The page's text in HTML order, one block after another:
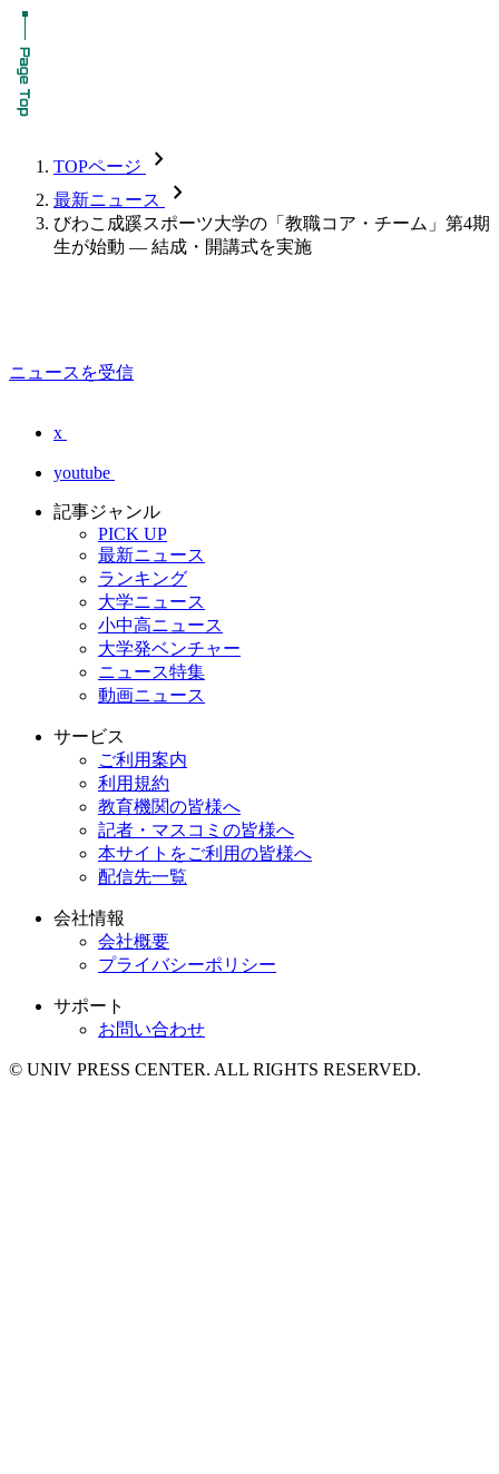
TOPページ chevron_forward
最新ニュース chevron_forward
びわこ成蹊スポーツ大学の「教職コア・チーム」第4期
生が始動 — 結成・開講式を実施
ニュースを受信
x
youtube
記事ジャンル
PICK UP
最新ニュース
ランキング
大学ニュース
小中高ニュース
大学発ベンチャー
ニュース特集
動画ニュース
サービス
ご利用案内
利用規約
教育機関の皆様へ
記者・マスコミの皆様へ
本サイトをご利用の皆様へ
配信先一覧
会社情報
会社概要
プライバシーポリシー
サポート
お問い合わせ
© UNIV PRESS CENTER. ALL RIGHTS RESERVED.